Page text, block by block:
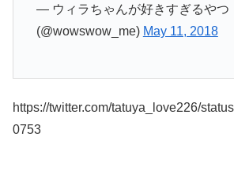
— ウィラちゃんが好きすぎるやつ
(@wowswow_me) May 11, 2018
https://twitter.com/tatuya_love226/
0753